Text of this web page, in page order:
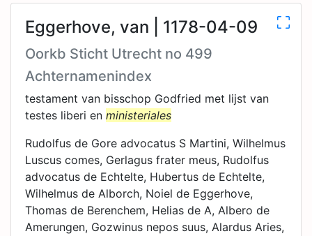
Eggerhove, van | 1178-04-09
Oorkb Sticht Utrecht no 499
Achternamenindex
testament van bisschop Godfried met lijst van
testes liberi en ministeriales
Rudolfus de Gore advocatus S Martini, Wilhelmus
Luscus comes, Gerlagus frater meus, Rudolfus
advocatus de Echtelte, Hubertus de Echtelte,
Wilhelmus de Alborch, Noiel de Eggerhove,
Thomas de Berenchem, Helias de A, Albero de
Amerungen, Gozwinus nepos suus, Alardus Aries,